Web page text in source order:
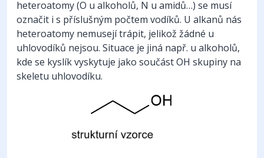
heteroatomy (O u alkoholů, N u amidů…) se musí
označit i s příslušným počtem vodíků. U alkanů nás
heteroatomy nemusejí trápit, jelikož žádné u
uhlovodíků nejsou. Situace je jiná např. u alkoholů,
kde se kyslík vyskytuje jako součást OH skupiny na
skeletu uhlovodíku.